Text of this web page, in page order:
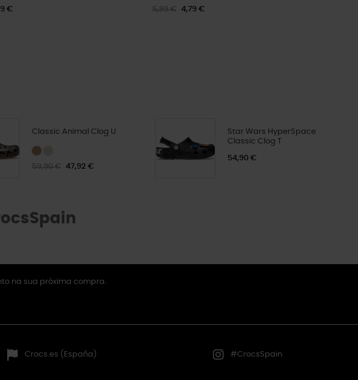
€ 5,99 € 4,79 €
Classic Animal Clog U
59,90 € 47,92 €
Star Wars HyperSpace
Classic Clog T
54,90 €
na sua próxima compra.
Crocs.es (España) #CrocsSpain